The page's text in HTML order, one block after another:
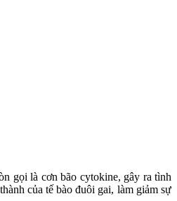
gọi là cơn bão cytokine, gây ra tình
của tế bào đuôi gai, làm giảm sự